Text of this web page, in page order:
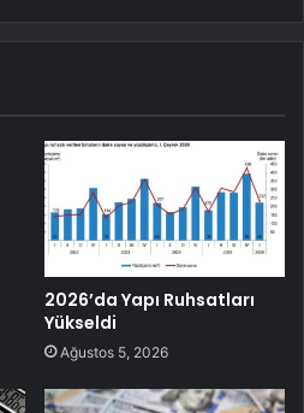
2026’da Yapı Ruhsatları
Yükseldi
Ağustos 5, 2026